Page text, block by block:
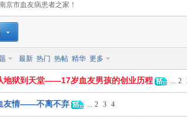
› › ›
京市血友病患者之家！
最新 热门 热帖 精华 更多
地狱到天堂——17岁血友男孩的创业历程 ... 2
友情——不离不弃 ... 2 3 4